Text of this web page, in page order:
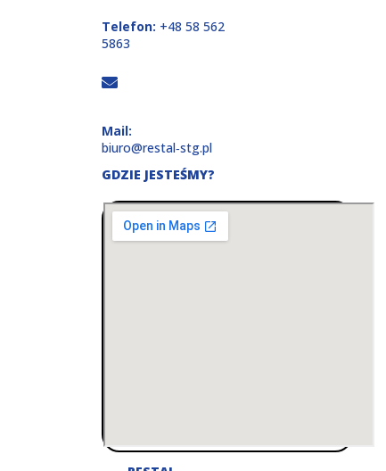
Telefon: +48 58 562
5863
Mail:
biuro@restal‑stg.pl
GDZIE JESTEŚMY?